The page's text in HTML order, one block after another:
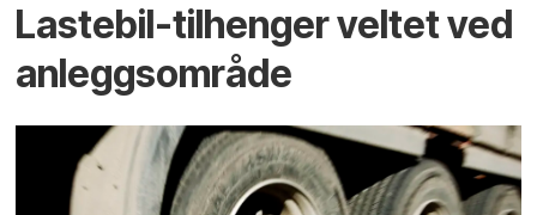
Lastebil-tilhenger veltet ved
anleggsområde